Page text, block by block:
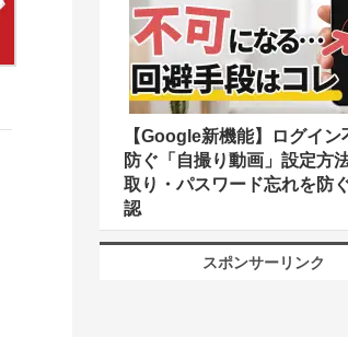
【Google新機能】ログイン
防ぐ「自撮り動画」設定方
取り・パスワード忘れを防
認
スポンサーリンク